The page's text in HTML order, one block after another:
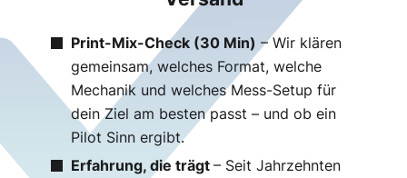
Website
https://www.doreafamilie.de/
Leistungen
Consulting
https://www.adac-
motorsport.de/
Leistungen
Anzeigengestalt
ung
beachtliche KPIs weit
über Branchenstandards.
Zur Case Study
Kunde
Conrad Electronic
Print-Mix-Check (30 Min) – Wir klären
gemeinsam, welches Format, welche
Mechanik und welches Mess-Setup für
dein Ziel am besten passt – und ob ein
Pilot Sinn ergibt.
Erfahrung, die trägt – Seit Jahrzehnten